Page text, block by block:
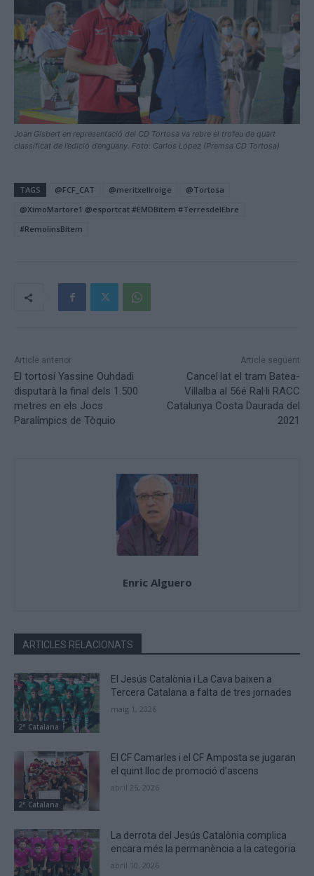
Joan Gisbert en representació del CD Tortosa va rebre el trofeu de quart
classificat de l’edició d’enguany. Foto: Carlos López (Premsa CD Tortosa)
TAGS @FCF_CAT @meritxellroige
@Tortosa
@XimoMartore1 @esportcat #EMDBítem #TerresdelEbre
#RemolinsBítem
Article anterior
El tortosí Yassine Ouhdadi
disputarà la final dels 1.500
metres en els Jocs
Paralímpics de Tòquio
Article següent
Cancel·lat el tram Batea-
Villalba al 56é Ral·li RACC
Catalunya Costa Daurada del
2021
Enric Alguero
ARTICLES RELACIONATS
2ª Catalana
El Jesús Catalònia i La Cava baixen a
Tercera Catalana a falta de tres jornades
maig 1, 2026
2ª Catalana
El CF Camarles i el CF Amposta se jugaran
el quint lloc de promoció d’ascens
abril 25, 2026
La derrota del Jesús Catalònia complica
encara més la permanència a la categoria
abril 10, 2026